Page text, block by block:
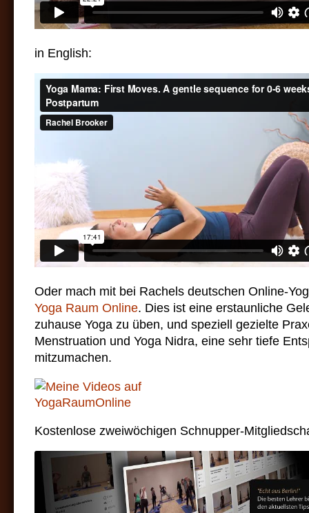
in English:
Oder mach mit bei Rachels deutschen Online-
Yoga Raum Online. Dies ist eine erstaunliche
zuhause Yoga zu üben, und speziell gezielte
Menstruation und Yoga Nidra, eine sehr tiefe
mitzumachen.
Kostenlose zweiwöchigen Schnupper-